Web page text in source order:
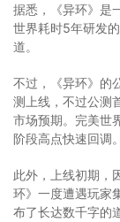
据悉，《异环》是
世界耗时5年研发
道。
不过，《异环》的
测上线，不过公测
市场预期。完美世
阶段高点快速回调。
此外，上线初期，
环》一度遭遇玩家
布了长达数千字的